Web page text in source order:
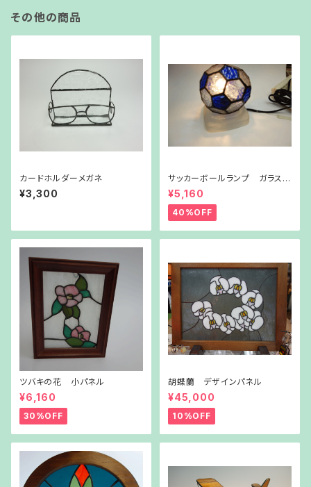
その他の商品
カードホルダーメガネ
¥3,300
サッカーボールランプ ガラス台
付き
¥5,160
40%OFF
ツバキの花 小パネル
¥6,160
30%OFF
胡蝶蘭 デザインパネル
¥45,000
10%OFF